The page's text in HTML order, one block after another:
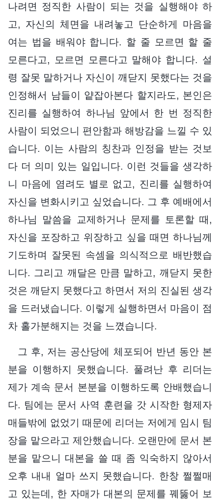
나려면 정직한 사람이 되는 것을 실행해야 하
고, 자신의 체면을 내려놓고 단순하게 마음을
여는 법을 배워야 합니다. 할 줄 모르면 할 줄
모른다고, 모르면 모른다고 말해야 합니다. 설
령 잘못 말하거나 자신이 깨닫지 못했다는 것을
인정해서 남들이 얕잡아본다 할지라도, 본인은
진리를 실행하여 하나님 앞에서 한 번 정직한
사람이 되었으니 편안함과 해방감을 느낄 수 있
습니다. 이는 사람의 칭찬과 인정을 받는 것보
다 더 의미 있는 일입니다. 이런 것들을 생각하
니 마음에 염려도 별로 없고, 진리를 실행하여
자신을 변화시키고 싶었습니다. 그 후 예배에서
하나님 말씀을 교제하거나 문제를 토론할 때,
자신을 포장하고 위장하고 싶을 때면 하나님께
기도하며 잘못된 속셈을 의식적으로 배반했습
니다. 그리고 깨달은 만큼 말하고, 깨닫지 못한
것은 깨닫지 못했다고 하면서 저의 진실된 생각
을 드러냈습니다. 이렇게 실행하면서 마음이 점
차 홀가분해지는 것을 느꼈습니다.
그 후, 저는 공산당에 체포되어 반년 동안 본
분을 이행하지 못했습니다. 풀려난 후 리더는
제가 계속 문서 본분을 이행하도록 안배했습니
다. 팀에는 문서 사역 훈련을 갓 시작한 형제자
매들밖에 없었기 때문에 리더는 저에게 임시 팀
장을 맡으라고 제안했습니다. 오랜만에 문서 본
분을 맡으니 대본을 쓸 때 좀 익숙하지 않아서
오후 내내 얼마 쓰지 못했습니다. 한창 쩔쩔매
고 있는데, 한 자매가 대본의 문제를 꿰뚫어 보